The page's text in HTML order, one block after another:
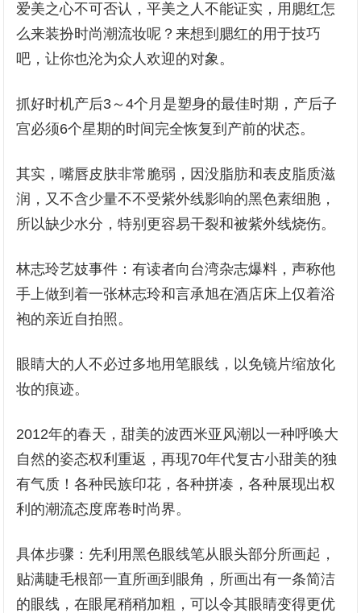
爱美之心不可否认，平美之人不能证实，用腮红怎
么来装扮时尚潮流妆呢？来想到腮红的用于技巧
吧，让你也沦为众人欢迎的对象。
抓好时机产后3～4个月是塑身的最佳时期，产后子
宫必须6个星期的时间完全恢复到产前的状态。
其实，嘴唇皮肤非常脆弱，因没脂肪和表皮脂质滋
润，又不含少量不不受紫外线影响的黑色素细胞，
所以缺少水分，特别更容易干裂和被紫外线烧伤。
林志玲艺妓事件：有读者向台湾杂志爆料，声称他
手上做到着一张林志玲和言承旭在酒店床上仅着浴
袍的亲近自拍照。
眼睛大的人不必过多地用笔眼线，以免镜片缩放化
妆的痕迹。
2012年的春天，甜美的波西米亚风潮以一种呼唤大
自然的姿态权利重返，再现70年代复古小甜美的独
有气质！各种民族印花，各种拼凑，各种展现出权
利的潮流态度席卷时尚界。
具体步骤：先利用黑色眼线笔从眼头部分所画起，
贴满睫毛根部一直所画到眼角，所画出有一条简洁
的眼线，在眼尾稍稍加粗，可以令其眼睛变得更优